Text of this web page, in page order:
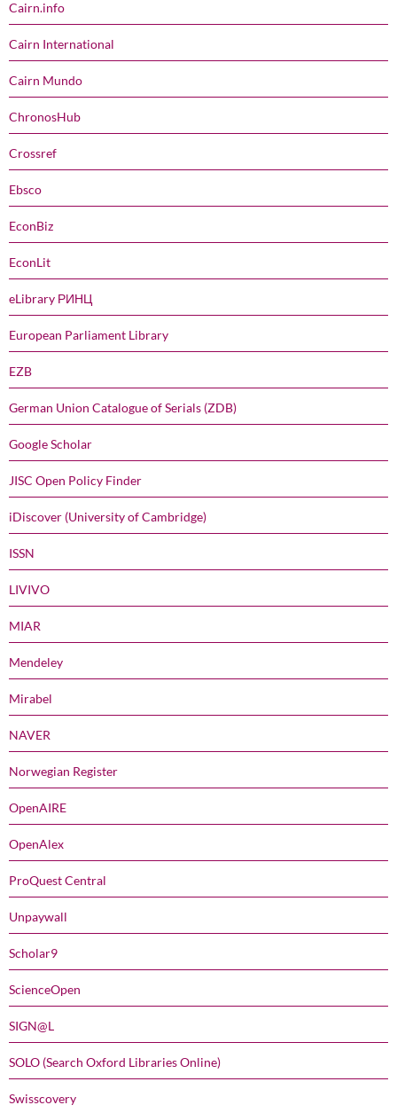
Cairn.info
Cairn International
Cairn Mundo
ChronosHub
Crossref
Ebsco
EconBiz
EconLit
eLibrary РИНЦ
European Parliament Library
EZB
German Union Catalogue of Serials (ZDB)
Google Scholar
JISC Open Policy Finder
iDiscover (University of Cambridge)
ISSN
LIVIVO
MIAR
Mendeley
Mirabel
NAVER
Norwegian Register
OpenAIRE
OpenAlex
ProQuest Central
Unpaywall
Scholar9
ScienceOpen
SIGN@L
SOLO (Search Oxford Libraries Online)
Swisscovery